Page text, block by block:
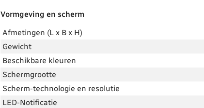
Vormgeving en scherm
Afmetingen (L x B x H)
Gewicht
Beschikbare kleuren
Schermgrootte
Scherm-technologie en resolutie
LED-Notificatie